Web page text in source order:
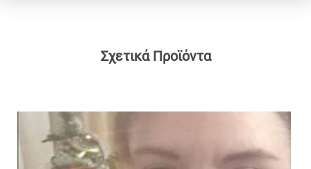
Σχετικά Προϊόντα